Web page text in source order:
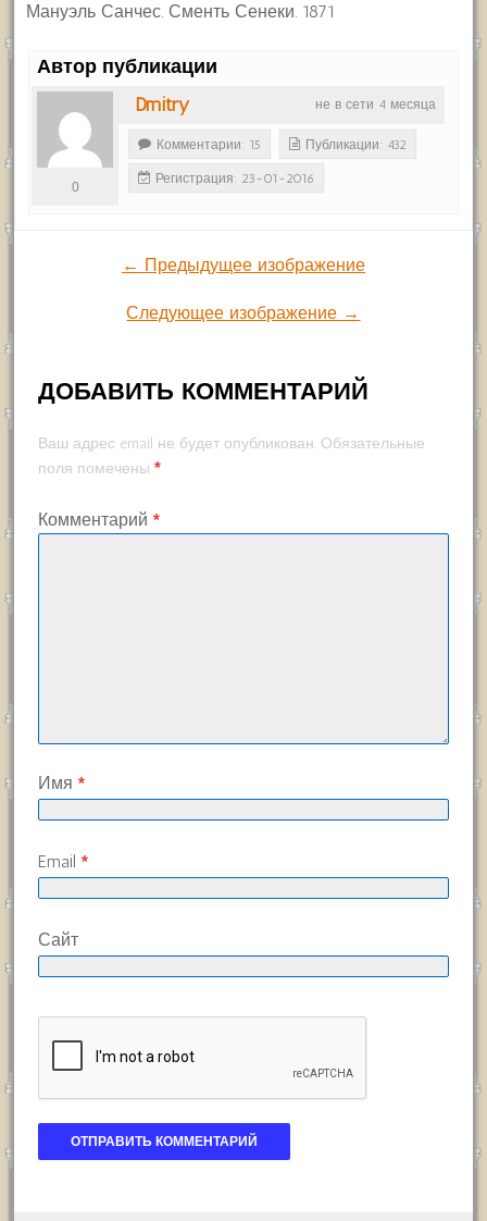
Мануэль Санчес. Сменть Сенеки. 1871
Автор публикации
не в сети 4 месяца
Dmitry
0
Комментарии: 15 Публикации: 432
Регистрация: 23-01-2016
← Предыдущее изображение
Следующее изображение →
ДОБАВИТЬ КОММЕНТАРИЙ
Ваш адрес email не будет опубликован. Обязательные
поля помечены *
Комментарий *
Имя *
Email *
Сайт